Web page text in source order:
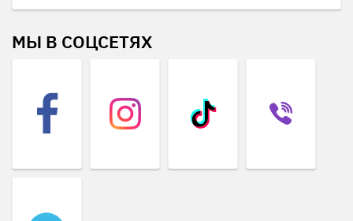
МЫ В СОЦСЕТЯХ